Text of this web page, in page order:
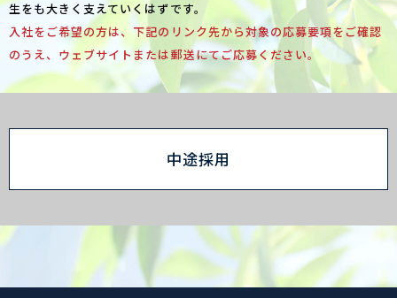
生をも大きく支えていくはずです。
入社をご希望の方は、下記のリンク先から対象の応募要項をご確認
のうえ、ウェブサイトまたは郵送にてご応募ください。
中途採用